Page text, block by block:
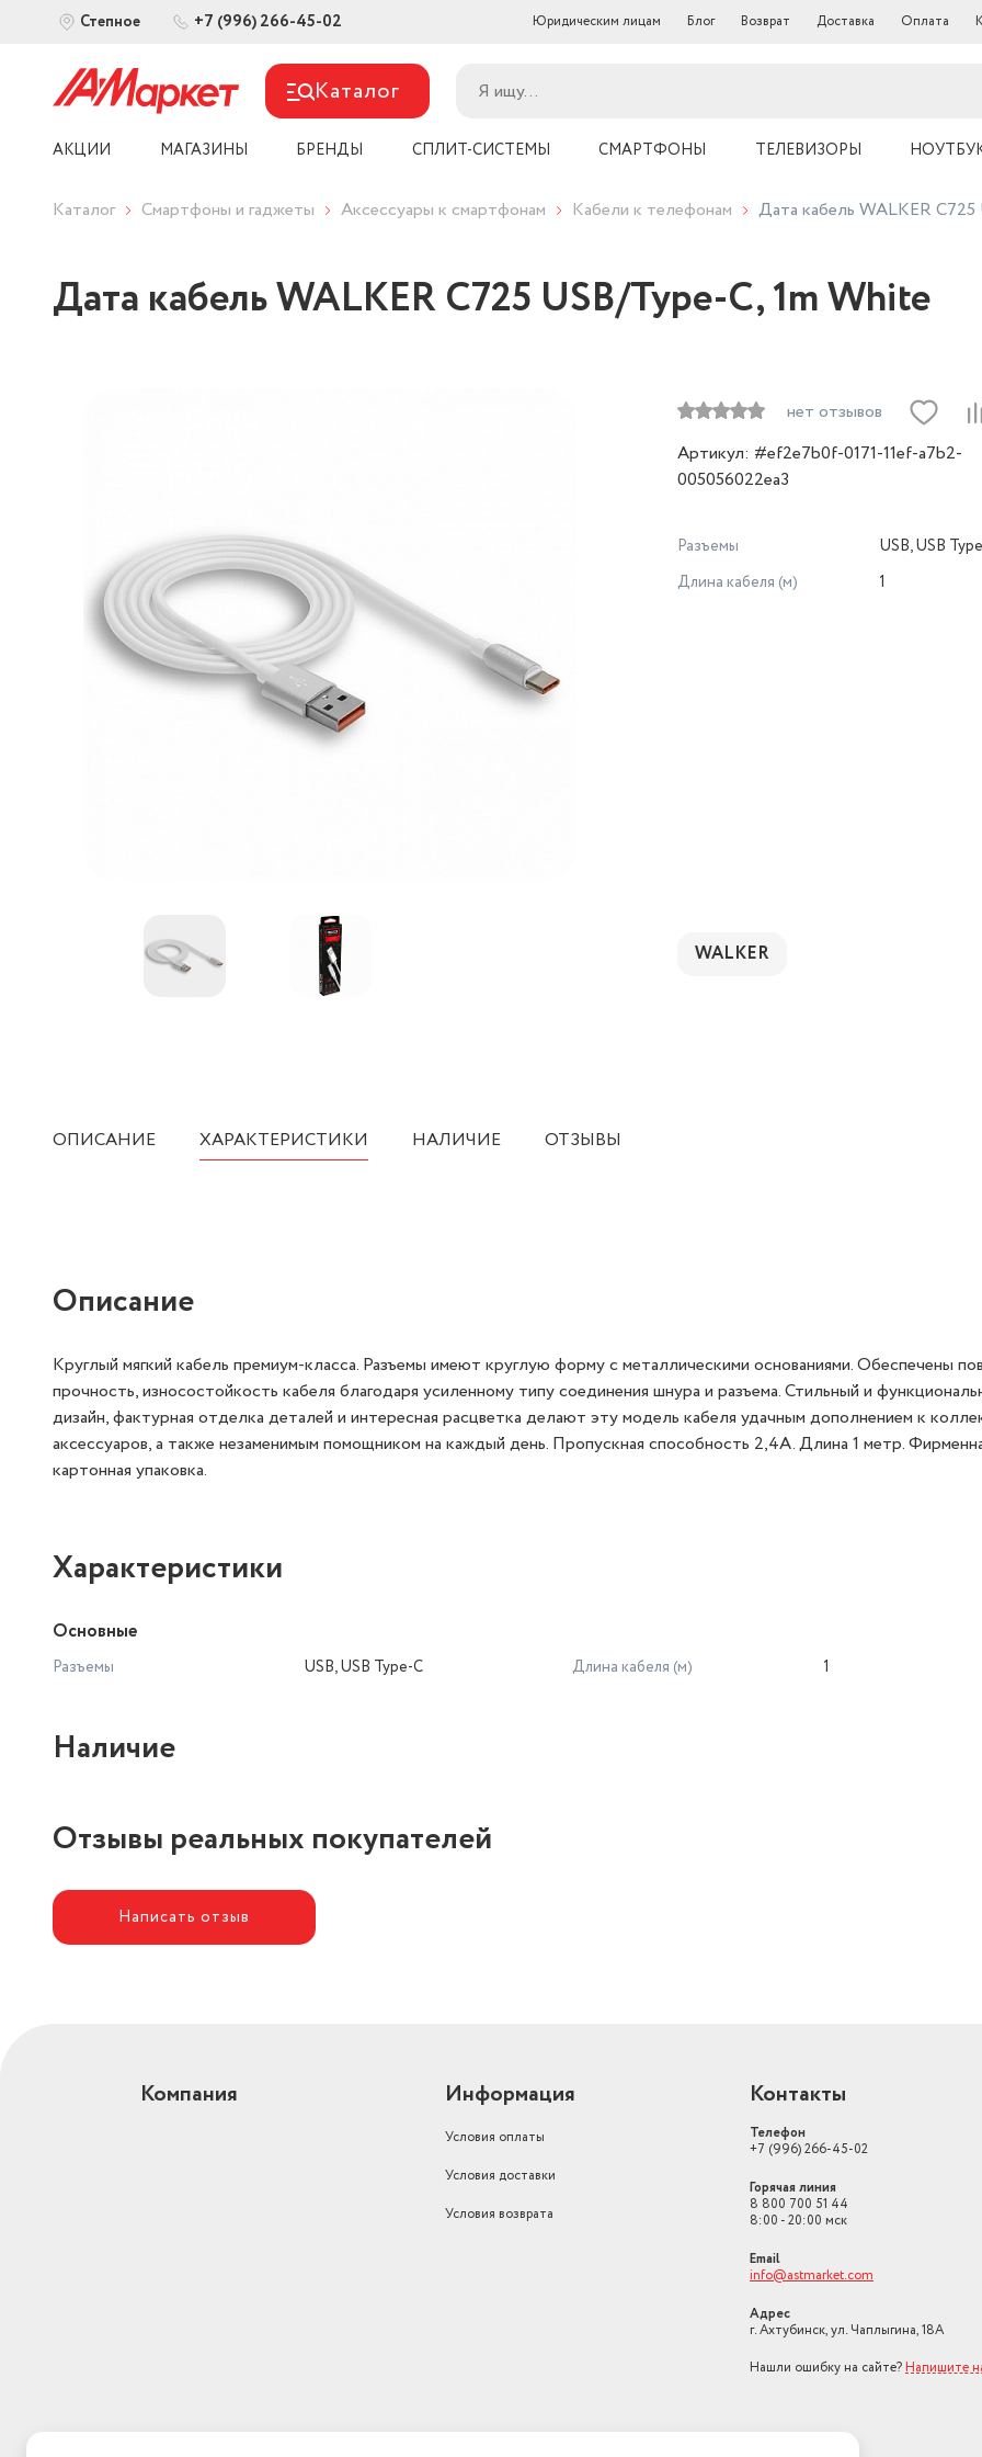
Степное +7 (996) 266-45-02 Юридическим лицам Блог Возврат Доставка Оплата
Каталог
АКЦИИ МАГАЗИНЫ БРЕНДЫ СПЛИТ-СИСТЕМЫ СМАРТФОНЫ ТЕЛЕВИЗОРЫ
Каталог Смартфоны и гаджеты Аксессуары к смартфонам Кабели к телефонам Дата кабель WALKER
Дата кабель WALKER C725 USB/Type-C, 1m White
нет отзывов
Артикул: #ef2e7b0f-0171-11ef-a7b2-
005056022ea3
Разъемы
USB, USB
Длина кабеля (м)
1
WALKER
ОПИСАНИЕ ХАРАКТЕРИСТИКИ НАЛИЧИЕ ОТЗЫВЫ
Описание
Круглый мягкий кабель премиум-класса. Разъемы имеют круглую форму с металлическими основаниями. Обеспечены
прочность, износостойкость кабеля благодаря усиленному типу соединения шнура и разъема. Стильный и
дизайн, фактурная отделка деталей и интересная расцветка делают эту модель кабеля удачным дополнением к
аксессуаров, а также незаменимым помощником на каждый день. Пропускная способность 2,4А. Длина 1 метр.
картонная упаковка.
Характеристики
Основные
Разъемы USB, USB Type-C Длина кабеля (м) 1
Наличие
Отзывы реальных покупателей
Написать отзыв
Компания Информация
Условия оплаты
Условия доставки
Условия возврата
Контакты
Телефон
+7 (996) 266-45-02
Горячая линия
8 800 700 51 44
8:00 - 20:00 мск
Email
info@astmarket.com
Адрес
г. Ахтубинск, ул. Чаплыгина, 18А
Нашли ошибку на сайте? Напишите